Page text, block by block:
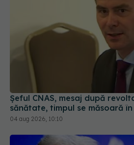
Șeful CNAS, mesaj după
sănătate, timpul se măsoară
04 aug 2026, 10:10